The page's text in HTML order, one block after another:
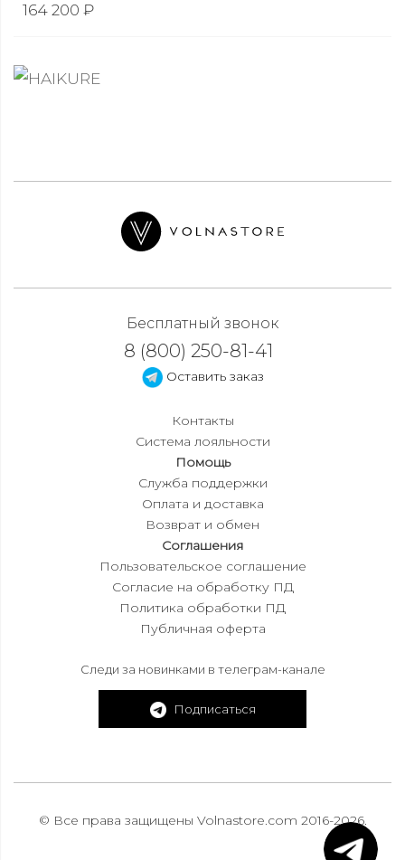
164 200 ₽
Бесплатный звонок
8 (800) 250-81-41
Оставить заказ
Контакты
Система лояльности
Помощь
Служба поддержки
Оплата и доставка
Возврат и обмен
Соглашения
Пользовательское соглашение
Согласие на обработку ПД
Политика обработки ПД
Публичная оферта
Следи за новинками в телеграм-канале
Подписаться
© Все права защищены Volnastore.com 2016-2026.